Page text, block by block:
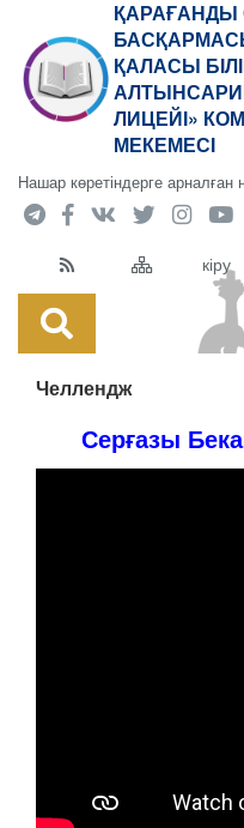
ҚАРАҒАНДЫ
ҚАЛАСЫ
ЛИЦЕЙІ»
МЕКЕМЕСІ
Нашар көретіндерге арналған
кіру
Челлендж
Серғазы